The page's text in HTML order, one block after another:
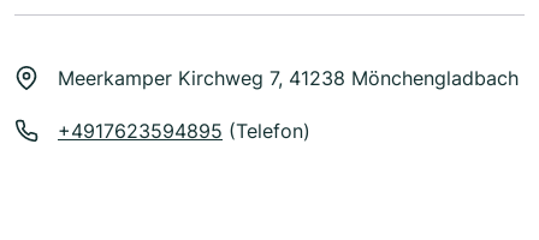
Meerkamper Kirchweg 7, 41238 Mönchengladbach
+4917623594895 (Telefon)